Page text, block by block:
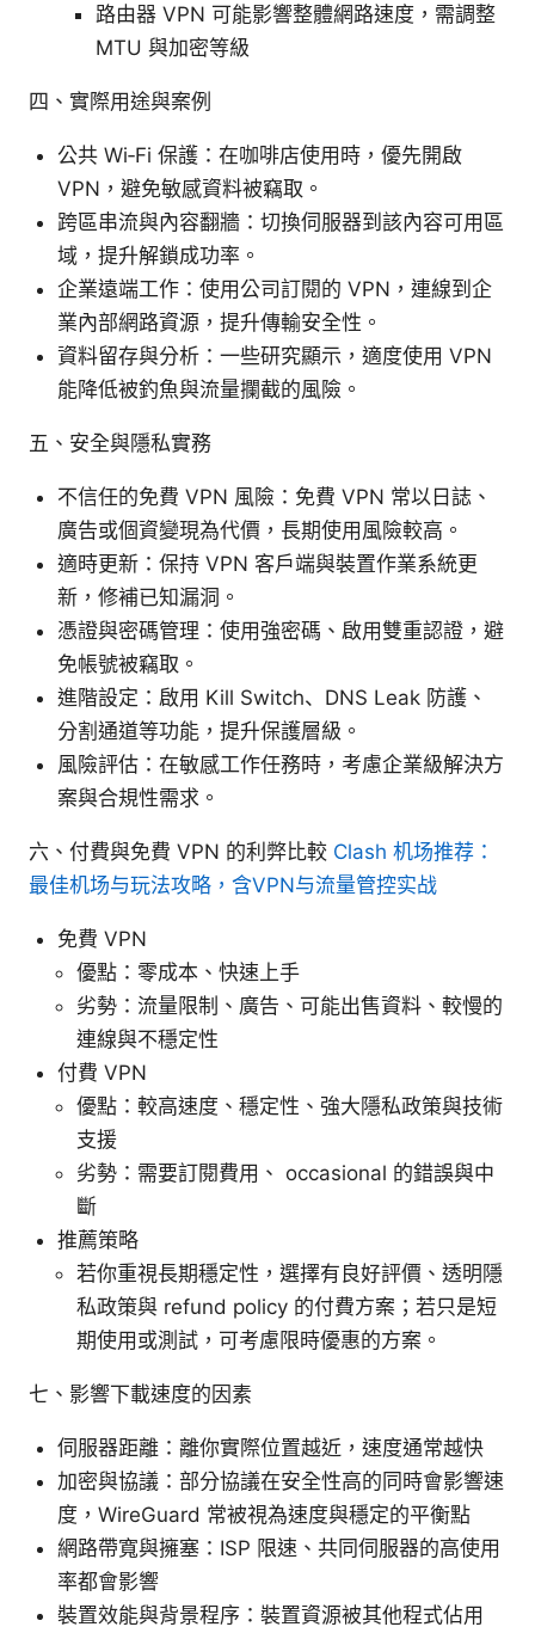
路由器 VPN 可能影響整體網路速度，需調整
MTU 與加密等級
四、實際用途與案例
公共 Wi‑Fi 保護：在咖啡店使用時，優先開啟
VPN，避免敏感資料被竊取。
跨區串流與內容翻牆：切換伺服器到該內容可用區
域，提升解鎖成功率。
企業遠端工作：使用公司訂閱的 VPN，連線到企
業內部網路資源，提升傳輸安全性。
資料留存與分析：一些研究顯示，適度使用 VPN
能降低被釣魚與流量攔截的風險。
五、安全與隱私實務
不信任的免費 VPN 風險：免費 VPN 常以日誌、
廣告或個資變現為代價，長期使用風險較高。
適時更新：保持 VPN 客戶端與裝置作業系統更
新，修補已知漏洞。
憑證與密碼管理：使用強密碼、啟用雙重認證，避
免帳號被竊取。
進階設定：啟用 Kill Switch、DNS Leak 防護、
分割通道等功能，提升保護層級。
風險評估：在敏感工作任務時，考慮企業級解決方
案與合規性需求。
六、付費與免費 VPN 的利弊比較 Clash 机场推荐：
最佳机场与玩法攻略，含VPN与流量管控实战
免費 VPN
優點：零成本、快速上手
劣勢：流量限制、廣告、可能出售資料、較慢的
連線與不穩定性
付費 VPN
優點：較高速度、穩定性、強大隱私政策與技術
支援
劣勢：需要訂閱費用、 occasional 的錯誤與中
斷
推薦策略
若你重視長期穩定性，選擇有良好評價、透明隱
私政策與 refund policy 的付費方案；若只是短
期使用或測試，可考慮限時優惠的方案。
七、影響下載速度的因素
伺服器距離：離你實際位置越近，速度通常越快
加密與協議：部分協議在安全性高的同時會影響速
度，WireGuard 常被視為速度與穩定的平衡點
網路帶寬與擁塞：ISP 限速、共同伺服器的高使用
率都會影響
裝置效能與背景程序：裝置資源被其他程式佔用